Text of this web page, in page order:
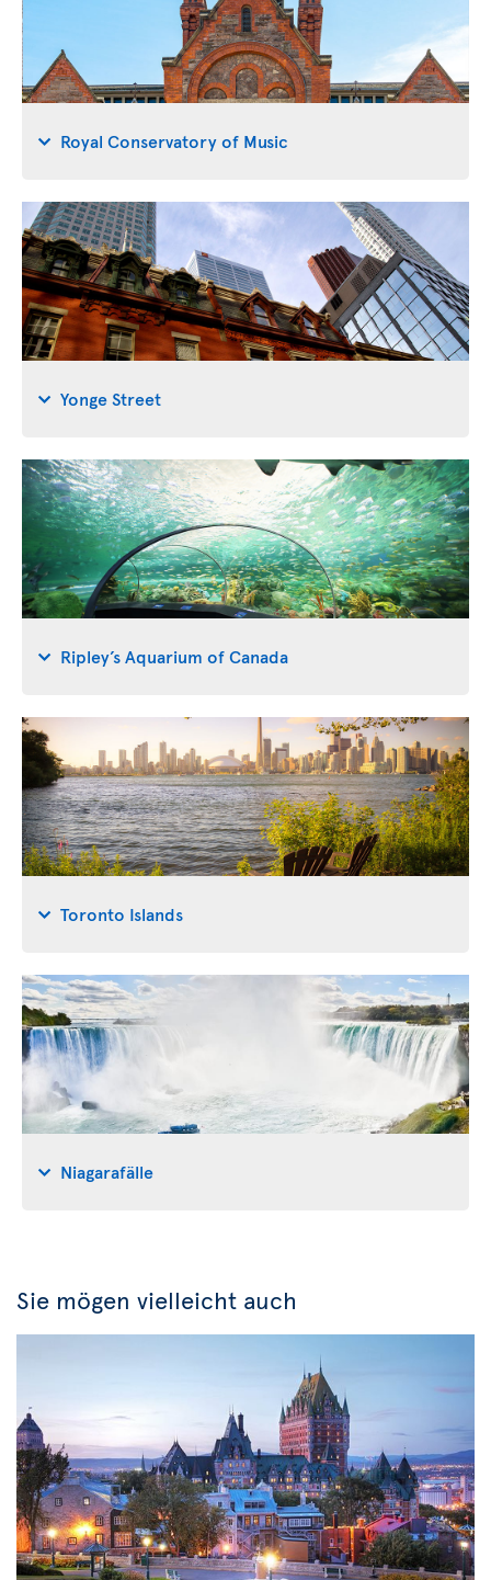
Royal Conservatory of Music
Yonge Street
Ripley’s Aquarium of Canada
Toronto Islands
Niagarafälle
Sie mögen vielleicht auch